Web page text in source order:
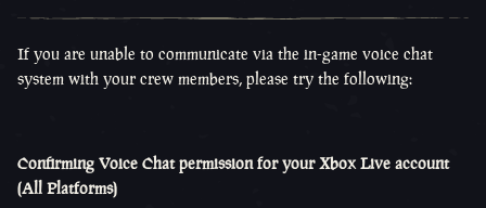
If you are unable to communicate via the in-game voice chat
system with your crew members, please try the following:
Confirming Voice Chat permission for your Xbox Live account
(All Platforms)